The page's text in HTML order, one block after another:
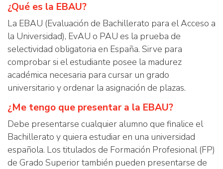
¿Qué es la EBAU?
La EBAU (Evaluación de Bachillerato para el Acceso a
la Universidad), EvAU o PAU es la prueba de
selectividad obligatoria en España. Sirve para
comprobar si el estudiante posee la madurez
académica necesaria para cursar un grado
universitario y ordenar la asignación de plazas.
¿Me tengo que presentar a la EBAU?
Debe presentarse cualquier alumno que finalice el
Bachillerato y quiera estudiar en una universidad
española. Los titulados de Formación Profesional (FP)
de Grado Superior también pueden presentarse de